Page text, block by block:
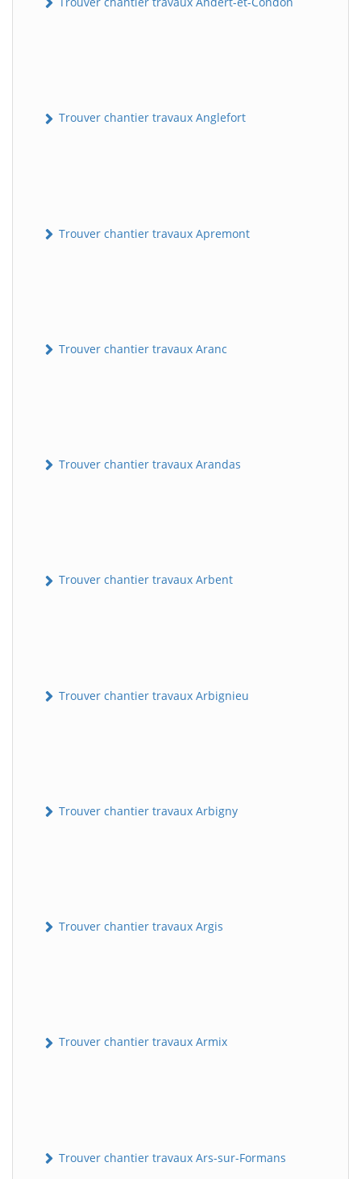
Trouver chantier travaux Anglefort
Trouver chantier travaux Apremont
Trouver chantier travaux Aranc
Trouver chantier travaux Arandas
Trouver chantier travaux Arbent
Trouver chantier travaux Arbignieu
Trouver chantier travaux Arbigny
Trouver chantier travaux Argis
Trouver chantier travaux Armix
Trouver chantier travaux Ars-sur-Formans